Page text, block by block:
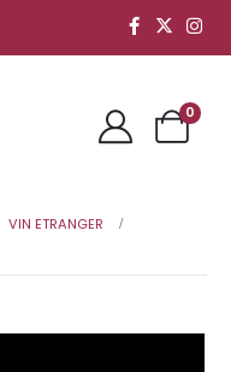
0
VIN ETRANGER